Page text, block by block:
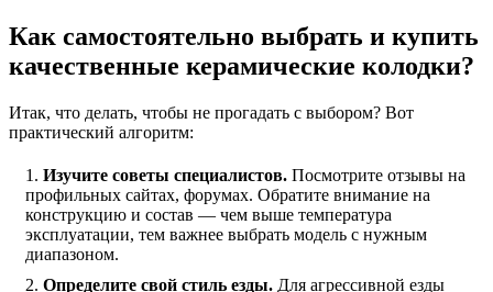
Как самостоятельно выбрать и купить
качественные керамические колодки?
Итак, что делать, чтобы не прогадать с выбором? Вот
практический алгоритм:
Изучите советы специалистов. Посмотрите отзывы на
профильных сайтах, форумах. Обратите внимание на
конструкцию и состав — чем выше температура
эксплуатации, тем важнее выбрать модель с нужным
диапазоном.
Определите свой стиль езды. Для агрессивной езды